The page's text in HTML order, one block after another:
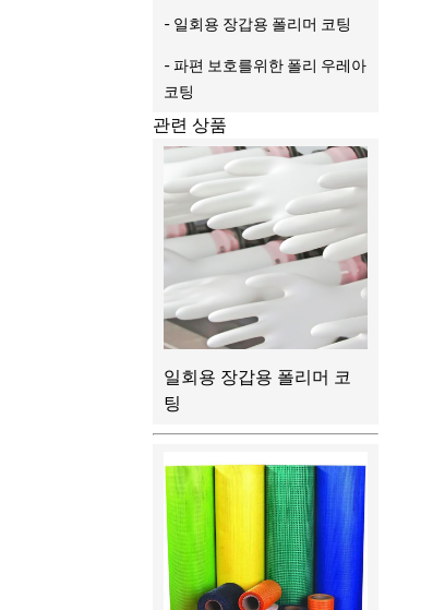
- 일회용 장갑용 폴리머 코팅
- 파편 보호를위한 폴리 우레아
코팅
관련 상품
일회용 장갑용 폴리머 코
팅